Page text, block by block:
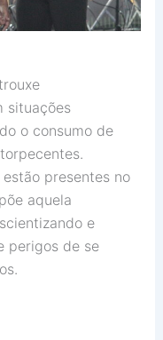
situações
o consumo de
presentes no
aquela
e
perigos de se